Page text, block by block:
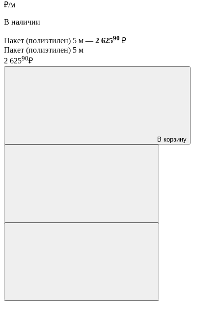
₽/м
В наличии
Пакет (полиэтилен) 5 м — 2 62590 ₽
Пакет (полиэтилен) 5 м
2 62590₽
В корзину